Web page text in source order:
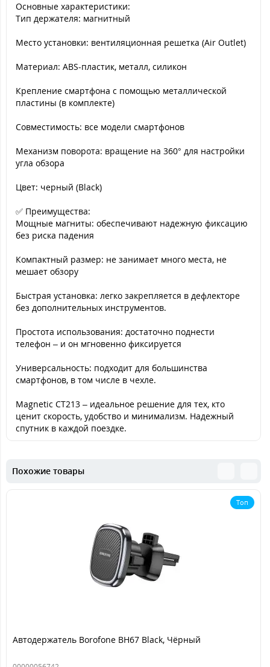
Основные характеристики:
Тип держателя: магнитный
Место установки: вентиляционная решетка (Air Outlet)
Материал: ABS-пластик, металл, силикон
Крепление смартфона с помощью металлической
пластины (в комплекте)
Совместимость: все модели смартфонов
Механизм поворота: вращение на 360° для настройки
угла обзора
Цвет: черный (Black)
✅ Преимущества:
Мощные магниты: обеспечивают надежную фиксацию
без риска падения
Компактный размер: не занимает много места, не
мешает обзору
Быстрая установка: легко закрепляется в дефлекторе
без дополнительных инструментов.
Простота использования: достаточно поднести
телефон – и он мгновенно фиксируется
Универсальность: подходит для большинства
смартфонов, в том числе в чехле.
Magnetic CT213 – идеальное решение для тех, кто
ценит скорость, удобство и минимализм. Надежный
спутник в каждой поездке.
Похожие товары
Топ
Автодержатель Borofone BH67 Black, Чёрный